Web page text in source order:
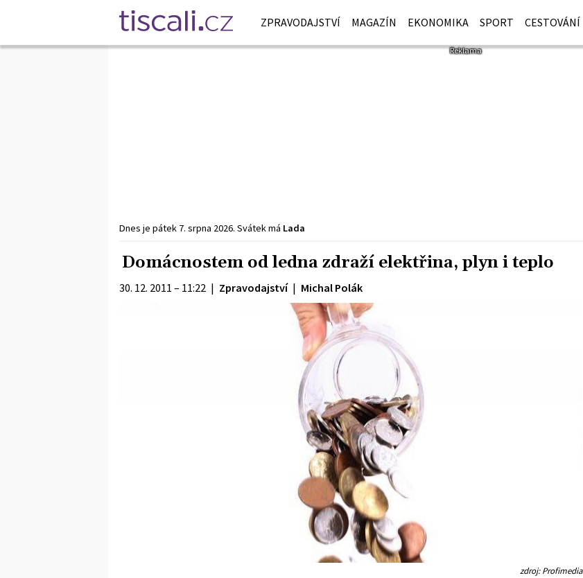
ZPRAVODAJSTVÍ MAGAZÍN EKONOMIKA SPORT CESTOVÁNÍ
Dnes je pátek 7. srpna 2026. Svátek má Lada
Domácnostem od ledna zdraží elektřina, plyn i teplo
30. 12. 2011 – 11:22 | Zpravodajství | Michal Polák
zdroj: Profimedia